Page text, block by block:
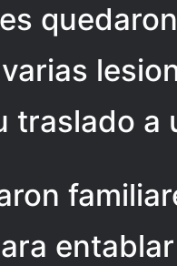
traslado a